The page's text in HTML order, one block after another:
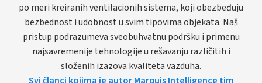
po meri kreiranih ventilacionih sistema, koji obezbeđuju
bezbednost i udobnost u svim tipovima objekata. Naš
pristup podrazumeva sveobuhvatnu podršku i primenu
najsavremenije tehnologije u rešavanju različitih i
složenih izazova kvaliteta vazduha.
Svi članci kojima je autor Marquis Intelligence tim